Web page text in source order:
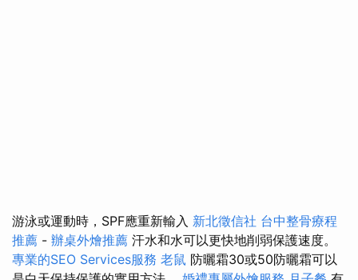
游泳或運動時，SPF應重新輸入 新北徵信社 台中整骨療程
推薦 - 辦桌外燴推薦 汗水和水可以更快地削弱保護速度。
專業的SEO Services服務 老鼠 防曬霜30或50防曬霜可以